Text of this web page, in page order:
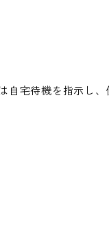
自宅待機を指示し、